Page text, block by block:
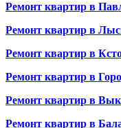
Ремонт квартир в
Ремонт квартир в
Ремонт квартир в
Ремонт квартир в
Ремонт квартир в
Ремонт квартир в